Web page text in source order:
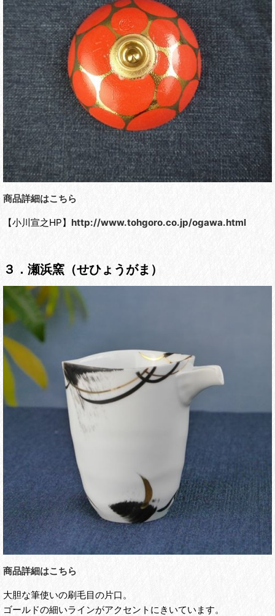
商品詳細はこちら
【小川宣之HP】 http://www.tohgoro.co.jp/ogawa.html
３．瀬浜窯（せひょうがま）
商品詳細はこちら
大胆な筆使いの刷毛目の片口。
ゴールドの細いラインがアクセントにきいています。